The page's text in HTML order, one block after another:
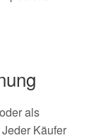
als
Käufer